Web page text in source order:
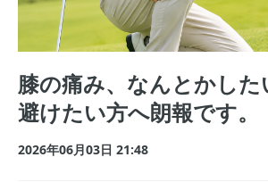
膝の痛み、なんとかした
避けたい方へ朗報です。
2026年06月03日 21:48